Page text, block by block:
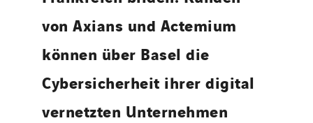
von Axians und Actemium
können über Basel die
Cybersicherheit ihrer digital
vernetzten Unternehmen